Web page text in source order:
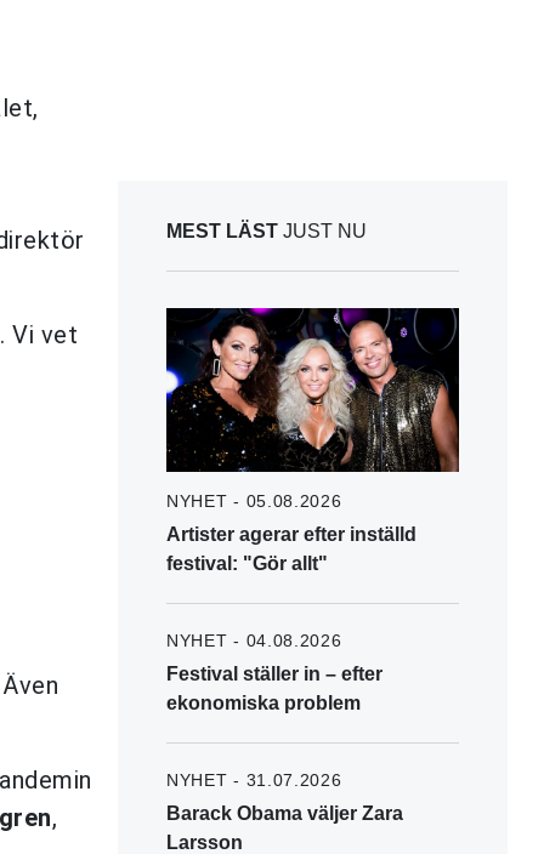
Vi vet
,
MEST LÄST JUST NU
NYHET - 05.08.2026
Artister agerar efter inställd
festival: "Gör allt"
NYHET - 04.08.2026
Festival ställer in – efter
ekonomiska problem
NYHET - 31.07.2026
Barack Obama väljer Zara
Larsson